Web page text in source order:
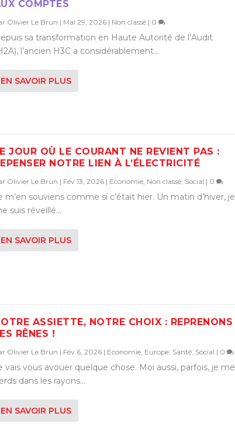
COMPTES
Olivier Le Brun | Mai 29, 2026| Non classé| 0
sa transformation en Haute Autorité de l’Audit
l’ancien H3C a considérablement...
EN SAVOIR PLUS
JOUR OÙ LE COURANT NE REVIENT PAS :
NOTRE LIEN À L’ÉLECTRICITÉ
Olivier Le Brun | Fév 13, 2026| Economie, Non classé, Social | 0
m’en souviens comme si c’était hier. Un matin d’hiver, je
suis réveillé...
EN SAVOIR PLUS
ASSIETTE, NOTRE CHOIX : REPRENONS
RÊNES !
Olivier Le Brun | Fév 6, 2026| Economie, Europe, Santé, Social | 0
vais vous avouer quelque chose. Moi aussi, parfois, je me
dans les rayons...
EN SAVOIR PLUS